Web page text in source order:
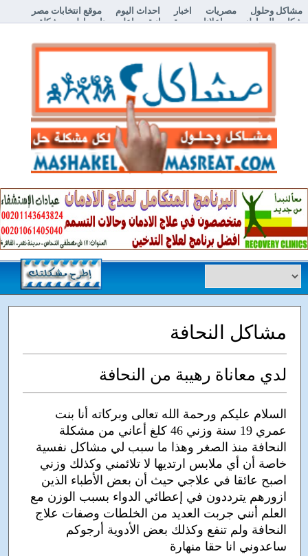
مشاكل وحلول مصريات اخبار احداث اليوم
موقع انتخابات مصر
شكاوي المواطنين
اعلانات مبوبة مجانية اعلن معنا إطرح مشكلة
مشاكل النحافة
لدي معاناة رهيبة من النحافة
السلام عليكم ورحمة الله تعالى وبركاته أنا بنت
عمري 19 سنة وزني 46 كلغ أعاني من مشكلة
النحافة منذ الصغر وهذا ما سبب لي مشاكل نفسية
خاصة أن أي ملابس ارتديها لا تلائمني وكذلك وزني
اصبح عائقا في علاجي حيث أن بعض الأطباء الذين
ازورهم يترددون في إعطائي الدواء بسبب الوزن مع
العلم أنني جربت العديد من الخلطات وصفات علاج
النحافة ولم تنفع وكذلك بعض الأدوية أرجوكم
ساعدوني انا حقا منهارة